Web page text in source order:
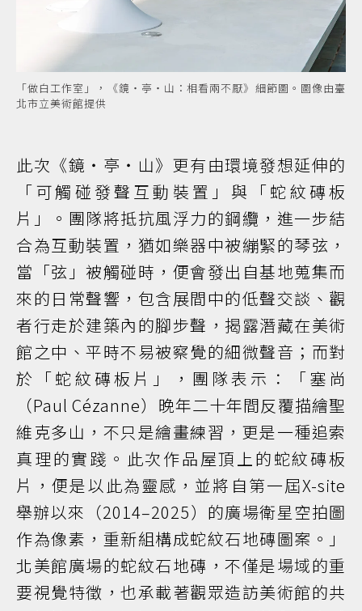
「做白工作室」，《鏡・亭・山：相看兩不厭》細節圖。圖像由臺
北市立美術館提供
此次《鏡・亭・山》更有由環境發想延伸的
「可觸碰發聲互動裝置」與「蛇紋磚板
片」。團隊將抵抗風浮力的鋼纜，進一步結
合為互動裝置，猶如樂器中被繃緊的琴弦，
當「弦」被觸碰時，便會發出自基地蒐集而
來的日常聲響，包含展間中的低聲交談、觀
者行走於建築內的腳步聲，揭露潛藏在美術
館之中、平時不易被察覺的細微聲音；而對
於「蛇紋磚板片」，團隊表示：「塞尚
（Paul Cézanne）晚年二十年間反覆描繪聖
維克多山，不只是繪畫練習，更是一種追索
真理的實踐。此次作品屋頂上的蛇紋磚板
片，便是以此為靈感，並將自第一屆X-site
舉辦以來（2014–2025）的廣場衛星空拍圖
作為像素，重新組構成蛇紋石地磚圖案。」
北美館廣場的蛇紋石地磚，不僅是場域的重
要視覺特徵，也承載著觀眾造訪美術館的共